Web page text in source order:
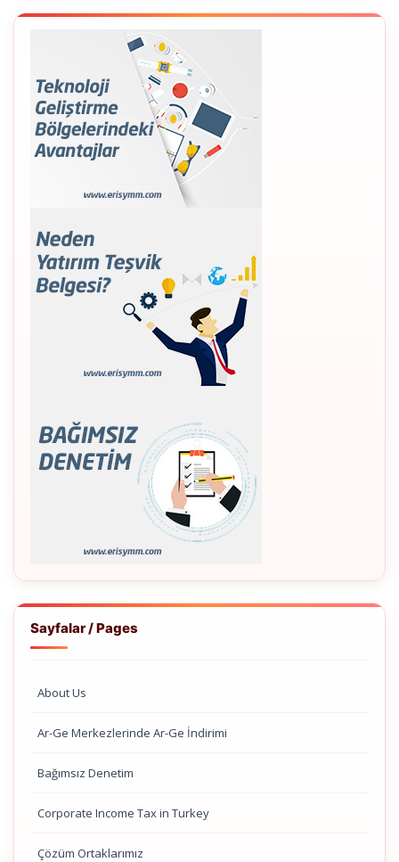
Sayfalar / Pages
About Us
Ar-Ge Merkezlerinde Ar-Ge İndirimi
Bağımsız Denetim
Corporate Income Tax in Turkey
Çözüm Ortaklarımız